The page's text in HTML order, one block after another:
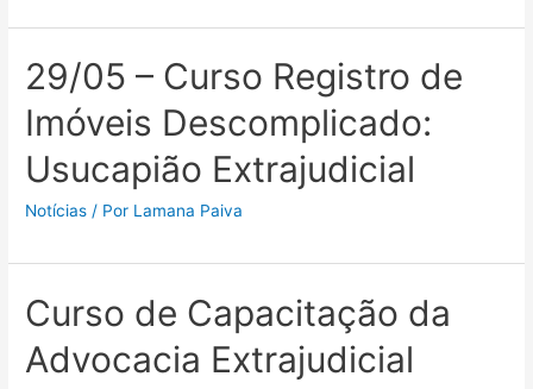
29/05 – Curso Registro de
Imóveis Descomplicado:
Usucapião Extrajudicial
Notícias / Por Lamana Paiva
Curso de Capacitação da
Advocacia Extrajudicial